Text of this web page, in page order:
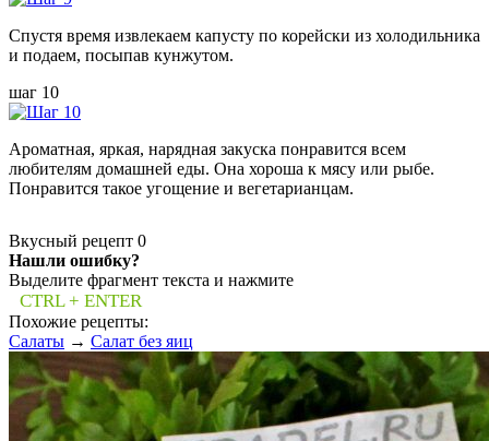
Спустя время извлекаем капусту по корейски из холодильника
и подаем, посыпав кунжутом.
шаг 10
Ароматная, яркая, нарядная закуска понравится всем
любителям домашней еды. Она хороша к мясу или рыбе.
Понравится такое угощение и вегетарианцам.
Вкусный рецепт 0
Нашли ошибку?
Выделите фрагмент текста и нажмите
CTRL + ENTER
Похожие рецепты:
Салаты → Салат без яиц